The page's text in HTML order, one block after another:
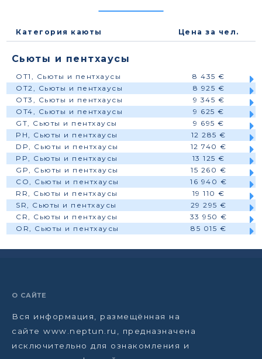
Категория каюты Цена за чел.
Сьюты и пентхаусы
OT1, Сьюты и пентхаусы
8 435 €
OT2, Сьюты и пентхаусы
8 925 €
OT3, Сьюты и пентхаусы
9 345 €
OT4, Сьюты и пентхаусы
9 625 €
GT, Сьюты и пентхаусы
9 695 €
PH, Сьюты и пентхаусы
12 285 €
DP, Сьюты и пентхаусы
12 740 €
PP, Сьюты и пентхаусы
13 125 €
GP, Сьюты и пентхаусы
15 260 €
CO, Сьюты и пентхаусы
16 940 €
RR, Сьюты и пентхаусы
19 110 €
SR, Сьюты и пентхаусы
29 295 €
CR, Сьюты и пентхаусы
33 950 €
OR, Сьюты и пентхаусы
85 015 €
О САЙТЕ
Вся информация, размещённая на
сайте www.neptun.ru, предназначена
исключительно для ознакомления и